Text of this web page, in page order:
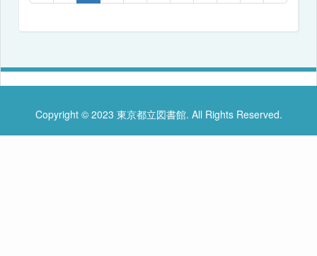
Copyright © 2023 東京都立図書館. All Rights Reserved.